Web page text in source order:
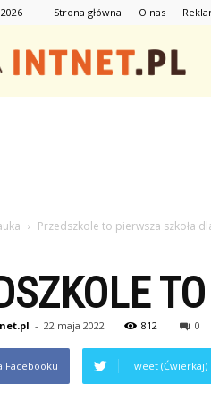
Strona główna O nas
Przedszkole to pierwsza szkoła
- 22 maja 2022 812 0
Facebooku Tweet